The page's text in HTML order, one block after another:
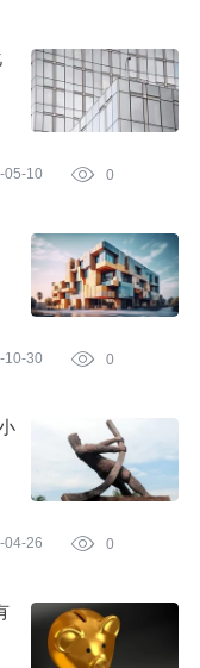
05-10  0
10-30  0
04-26  0